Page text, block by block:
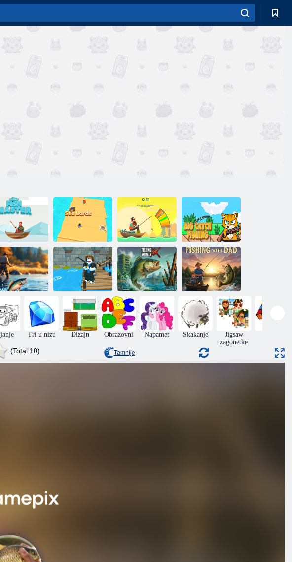
Majstor ribar
Morski
gospodari
Riblja orbita
Ribolov je veliki
ulov
Ribe kiša 2
Roblox: Ulovi
ribu!
Nenormalan
ribolov
Pecanje s tatom
Tri u nizu Dizajn Obrazovni Napamet Skakanje
Jigsaw
zagonetke
(Total 10) Tamnije